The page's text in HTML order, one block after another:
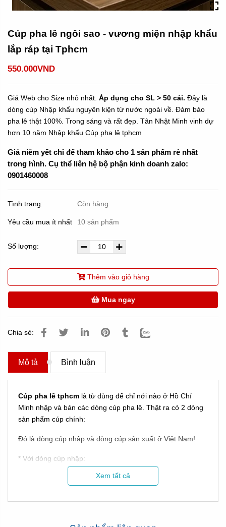
Cúp pha lê ngôi sao - vương miện nhập khẩu
lắp ráp tại Tphcm
550.000VND
Giá Web cho Size nhỏ nhất. Áp dụng cho SL > 50 cái. Đây là
dòng cúp Nhập khẩu nguyên kiện từ nước ngoài về. Đảm bảo
pha lê thật 100%. Trong sáng và rất đẹp. Tân Nhật Minh vinh dự
hơn 10 năm Nhập khẩu Cúp pha lê tphcm
Giá niêm yết chỉ để tham khảo cho 1 sản phẩm rẻ nhất
trong hình. Cụ thể liên hệ bộ phận kinh doanh zalo:
0901460008
Tình trạng: Còn hàng
Yêu cầu mua ít nhất 10 sản phẩm
Số lượng:
Thêm vào giỏ hàng
Mua ngay
Chia sẻ:
Mô tả Bình luận
Cúp pha lê tphcm là từ dùng để chỉ nới nào ở Hồ Chí
Minh nhập và bán các dòng cúp pha lê. Thật ra có 2 dòng
sản phẩm cúp chính:
Đó là dòng cúp nhập và dòng cúp sản xuất ở Việt Nam!
* Với dòng cúp nhập:
Xem tất cả